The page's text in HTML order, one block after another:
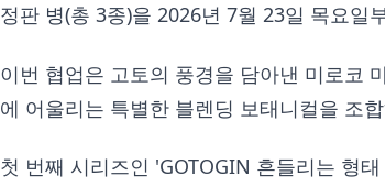
정판 병(총 3종)을 2026년 7월 23일 목요일
이번 협업은 고토의 풍경을 담아낸 미로코
에 어울리는 특별한 블렌딩 보태니컬을 조
첫 번째 시리즈인 'GOTOGIN 흔들리는 형